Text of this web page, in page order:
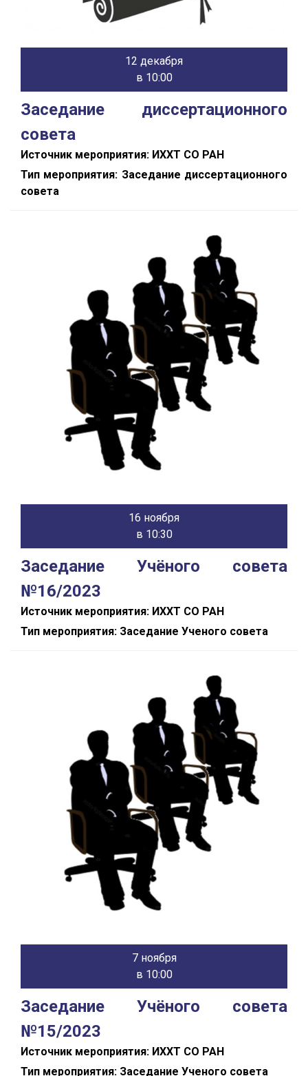
12 декабря
в 10:00
Заседание диссертационного
совета
Источник мероприятия: ИХХТ СО РАН
Тип мероприятия: Заседание диссертационного
совета
16 ноября
в 10:30
Заседание Учёного совета
№16/2023
Источник мероприятия: ИХХТ СО РАН
Тип мероприятия: Заседание Ученого совета
7 ноября
в 10:00
Заседание Учёного совета
№15/2023
Источник мероприятия: ИХХТ СО РАН
Тип мероприятия: Заседание Ученого совета